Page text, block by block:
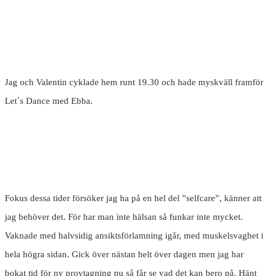
Jag och Valentin cyklade hem runt 19.30 och hade myskväll framför
Let´s Dance med Ebba.
Fokus dessa tider försöker jag ha på en hel del ”selfcare”, känner att
jag behöver det. För har man inte hälsan så funkar inte mycket.
Vaknade med halvsidig ansiktsförlamning igår, med muskelsvaghet i
hela högra sidan. Gick över nästan helt över dagen men jag har
bokat tid för ny provtagning nu så får se vad det kan bero på. Hänt